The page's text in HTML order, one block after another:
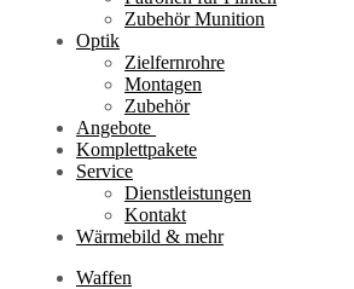
Zubehör Munition
Optik
Zielfernrohre
Montagen
Zubehör
Angebote
Komplettpakete
Service
Dienstleistungen
Kontakt
Wärmebild & mehr
Waffen